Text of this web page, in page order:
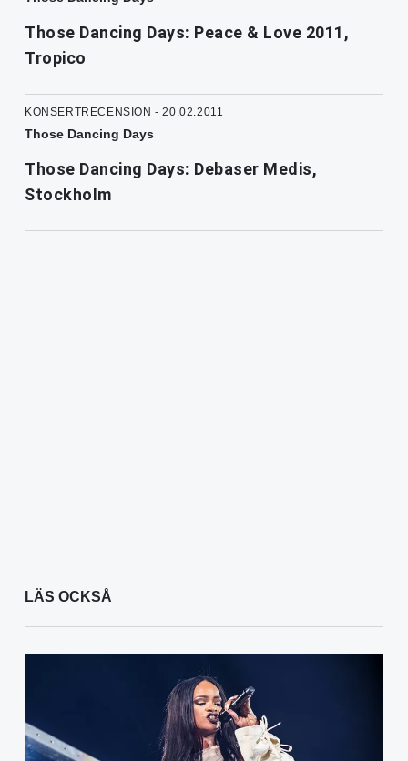
Those Dancing Days: Peace & Love 2011,
Tropico
KONSERTRECENSION - 20.02.2011
Those Dancing Days
Those Dancing Days: Debaser Medis,
Stockholm
LÄS OCKSÅ